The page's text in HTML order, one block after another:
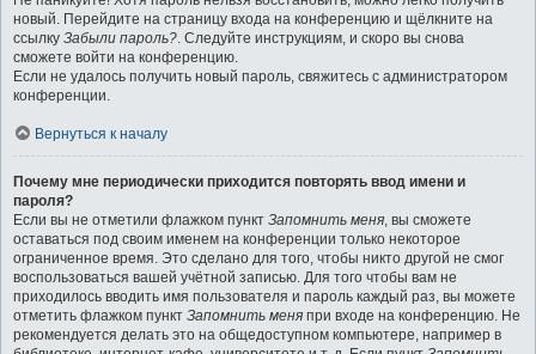
новый. Перейдите на страницу входа на конференцию и щёлкните на
ссылку Забыли пароль?. Следуйте инструкциям, и скоро вы снова
сможете войти на конференцию.
Если не удалось получить новый пароль, свяжитесь с администратором
конференции.
Вернуться к началу
Почему мне периодически приходится повторять ввод имени и
пароля?
Если вы не отметили флажком пункт Запомнить меня, вы сможете
оставаться под своим именем на конференции только некоторое
ограниченное время. Это сделано для того, чтобы никто другой не смог
воспользоваться вашей учётной записью. Для того чтобы вам не
приходилось вводить имя пользователя и пароль каждый раз, вы можете
отметить флажком пункт Запомнить меня при входе на конференцию. Не
рекомендуется делать это на общедоступном компьютере, например в